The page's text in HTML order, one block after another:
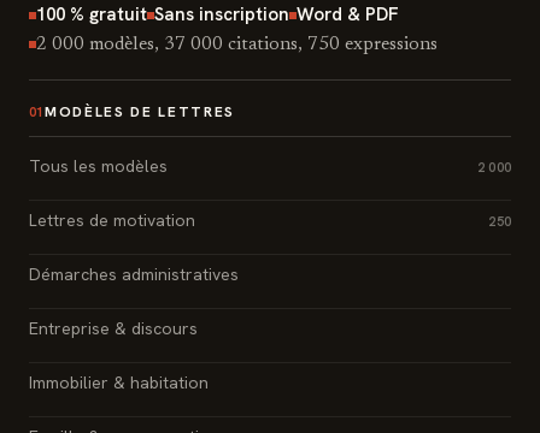
100 % gratuit Sans inscription Word & PDF
2 000 modèles, 37 000 citations, 750 expressions
01 MODÈLES DE LETTRES
Tous les modèles 2 000
Lettres de motivation 250
Démarches administratives
Entreprise & discours
Immobilier & habitation